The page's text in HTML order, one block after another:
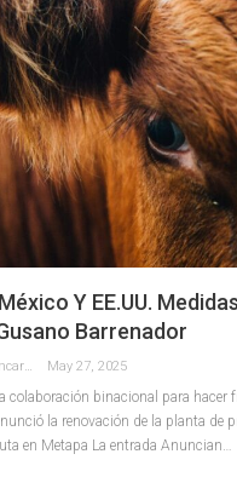
Y EE.UU.
Barrenador
Redaccion La Pancarta De Quintana Roo May 27, 2025
colaboración binacional para hacer
la renovación de la planta de
en Metapa La entrada Anuncian…